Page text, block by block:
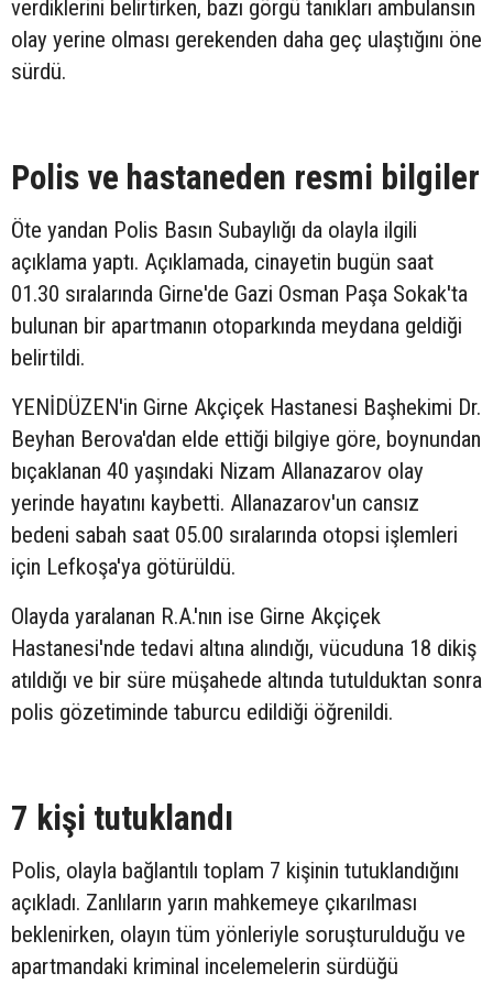
verdiklerini belirtirken, bazı görgü tanıkları ambulansın
olay yerine olması gerekenden daha geç ulaştığını öne
sürdü.
Polis ve hastaneden resmi bilgiler
Öte yandan Polis Basın Subaylığı da olayla ilgili
açıklama yaptı. Açıklamada, cinayetin bugün saat
01.30 sıralarında Girne'de Gazi Osman Paşa Sokak'ta
bulunan bir apartmanın otoparkında meydana geldiği
belirtildi.
YENİDÜZEN'in Girne Akçiçek Hastanesi Başhekimi Dr.
Beyhan Berova'dan elde ettiği bilgiye göre, boynundan
bıçaklanan 40 yaşındaki Nizam Allanazarov olay
yerinde hayatını kaybetti. Allanazarov'un cansız
bedeni sabah saat 05.00 sıralarında otopsi işlemleri
için Lefkoşa'ya götürüldü.
Olayda yaralanan R.A.'nın ise Girne Akçiçek
Hastanesi'nde tedavi altına alındığı, vücuduna 18 dikiş
atıldığı ve bir süre müşahede altında tutulduktan sonra
polis gözetiminde taburcu edildiği öğrenildi.
7 kişi tutuklandı
Polis, olayla bağlantılı toplam 7 kişinin tutuklandığını
açıkladı. Zanlıların yarın mahkemeye çıkarılması
beklenirken, olayın tüm yönleriyle soruşturulduğu ve
apartmandaki kriminal incelemelerin sürdüğü